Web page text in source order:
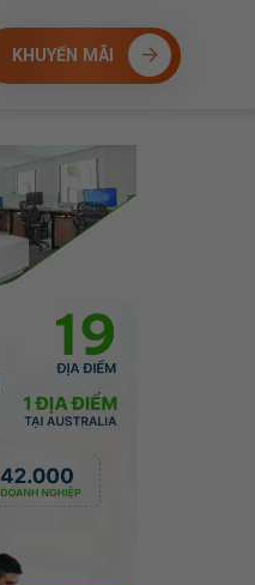
KHUYẾN MÃI